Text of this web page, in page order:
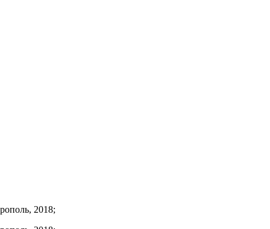
2018;